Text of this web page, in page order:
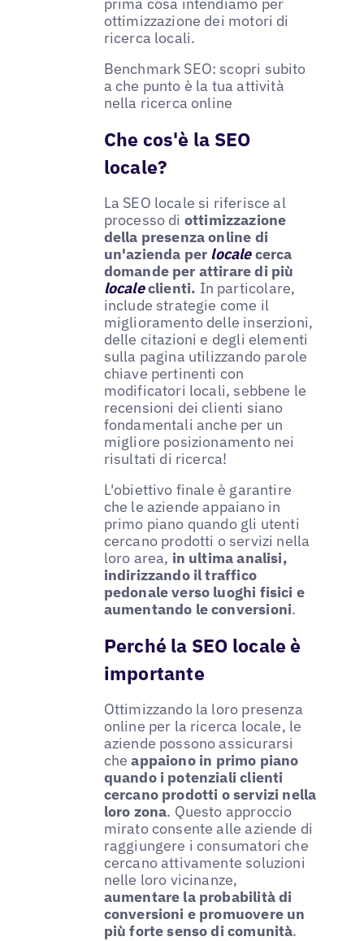
prima cosa intendiamo per
ottimizzazione dei motori di
ricerca locali.
Benchmark SEO: scopri subito
a che punto è la tua attività
nella ricerca online
Che cos'è la SEO
locale?
La SEO locale si riferisce al
processo di ottimizzazione
della presenza online di
un'azienda per localecerca
domande per attirare di più
localeclienti. In particolare,
include strategie come il
miglioramento delle inserzioni,
delle citazioni e degli elementi
sulla pagina utilizzando parole
chiave pertinenti con
modificatori locali, sebbene le
recensioni dei clienti siano
fondamentali anche per un
migliore posizionamento nei
risultati di ricerca!
L'obiettivo finale è garantire
che le aziende appaiano in
primo piano quando gli utenti
cercano prodotti o servizi nella
loro area, in ultima analisi,
indirizzando il traffico
pedonale verso luoghi fisici e
aumentando le conversioni.
Perché la SEO locale è
importante
Ottimizzando la loro presenza
online per la ricerca locale, le
aziende possono assicurarsi
cheappaiono in primo piano
quando i potenziali clienti
cercano prodotti o servizi nella
loro zona. Questo approccio
mirato consente alle aziende di
raggiungere i consumatori che
cercano attivamente soluzioni
nelle loro vicinanze,
aumentare la probabilità di
conversioni e promuovere un
più forte senso di comunità.